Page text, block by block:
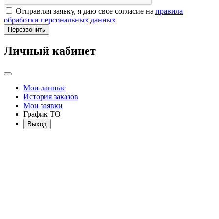
Отправляя заявку, я даю свое согласие на правила
обработки персональных данных
Перезвонить
Личный кабинет
Мои данные
История заказов
Мои заявки
График ТО
Выход